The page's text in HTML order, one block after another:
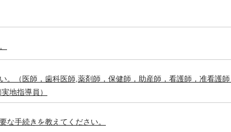
。（医師，歯科医師,薬剤師，保健師，助産師，看護師，准看護
地指導員）
な手続きを教えてください。